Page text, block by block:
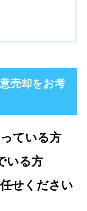
売却をお考
ている方
いる方
せください